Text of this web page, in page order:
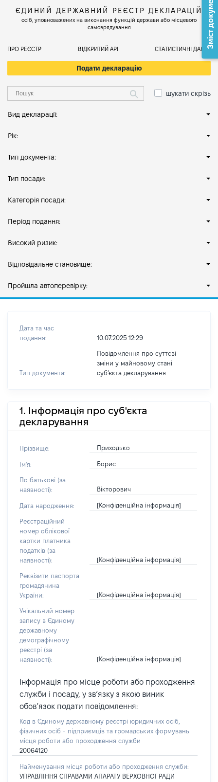
ЄДИНИЙ ДЕРЖАВНИЙ РЕЄСТР ДЕКЛАРАЦІЙ
осіб, уповноважених на виконання функцій держави або місцевого
самоврядування
ПРО РЕЄСТР ВІДКРИТИЙ АРІ СТАТИСТИЧНІ ДАНІ
Подати декларацію
шукати скрізь
Вид декларації:
Рік:
Тип документа:
Тип посади:
Категорія посади:
Період подання:
Високий ризик:
Відповідальне становище:
Пройшла автоперевірку:
Дата та час
подання:
10.07.2025 12:29
Тип документа:
Повідомлення про суттєві
зміни у майновому стані
субʼєкта декларування
1. Інформація про суб'єкта
декларування
Прізвище: Приходько
Ім'я: Борис
По батькові (за
наявності):
Вікторович
Дата народження: [Конфіденційна інформація]
Реєстраційний
номер облікової
картки платника
податків (за
наявності):
[Конфіденційна інформація]
Реквізити паспорта
громадянина
України:
[Конфіденційна інформація]
Унікальний номер
запису в Єдиному
державному
демографічному
реєстрі (за
наявності):
[Конфіденційна інформація]
Інформація про місце роботи або проходження
служби і посаду, у зв’язку з якою виник
обов’язок подати повідомлення:
Код в Єдиному державному реєстрі юридичних осіб,
фізичних осіб - підприємців та громадських формувань
місця роботи або проходження служби
20064120
Найменування місця роботи або проходження служби:
УПРАВЛІННЯ СПРАВАМИ АПАРАТУ ВЕРХОВНОЇ РАДИ
Зміст документа